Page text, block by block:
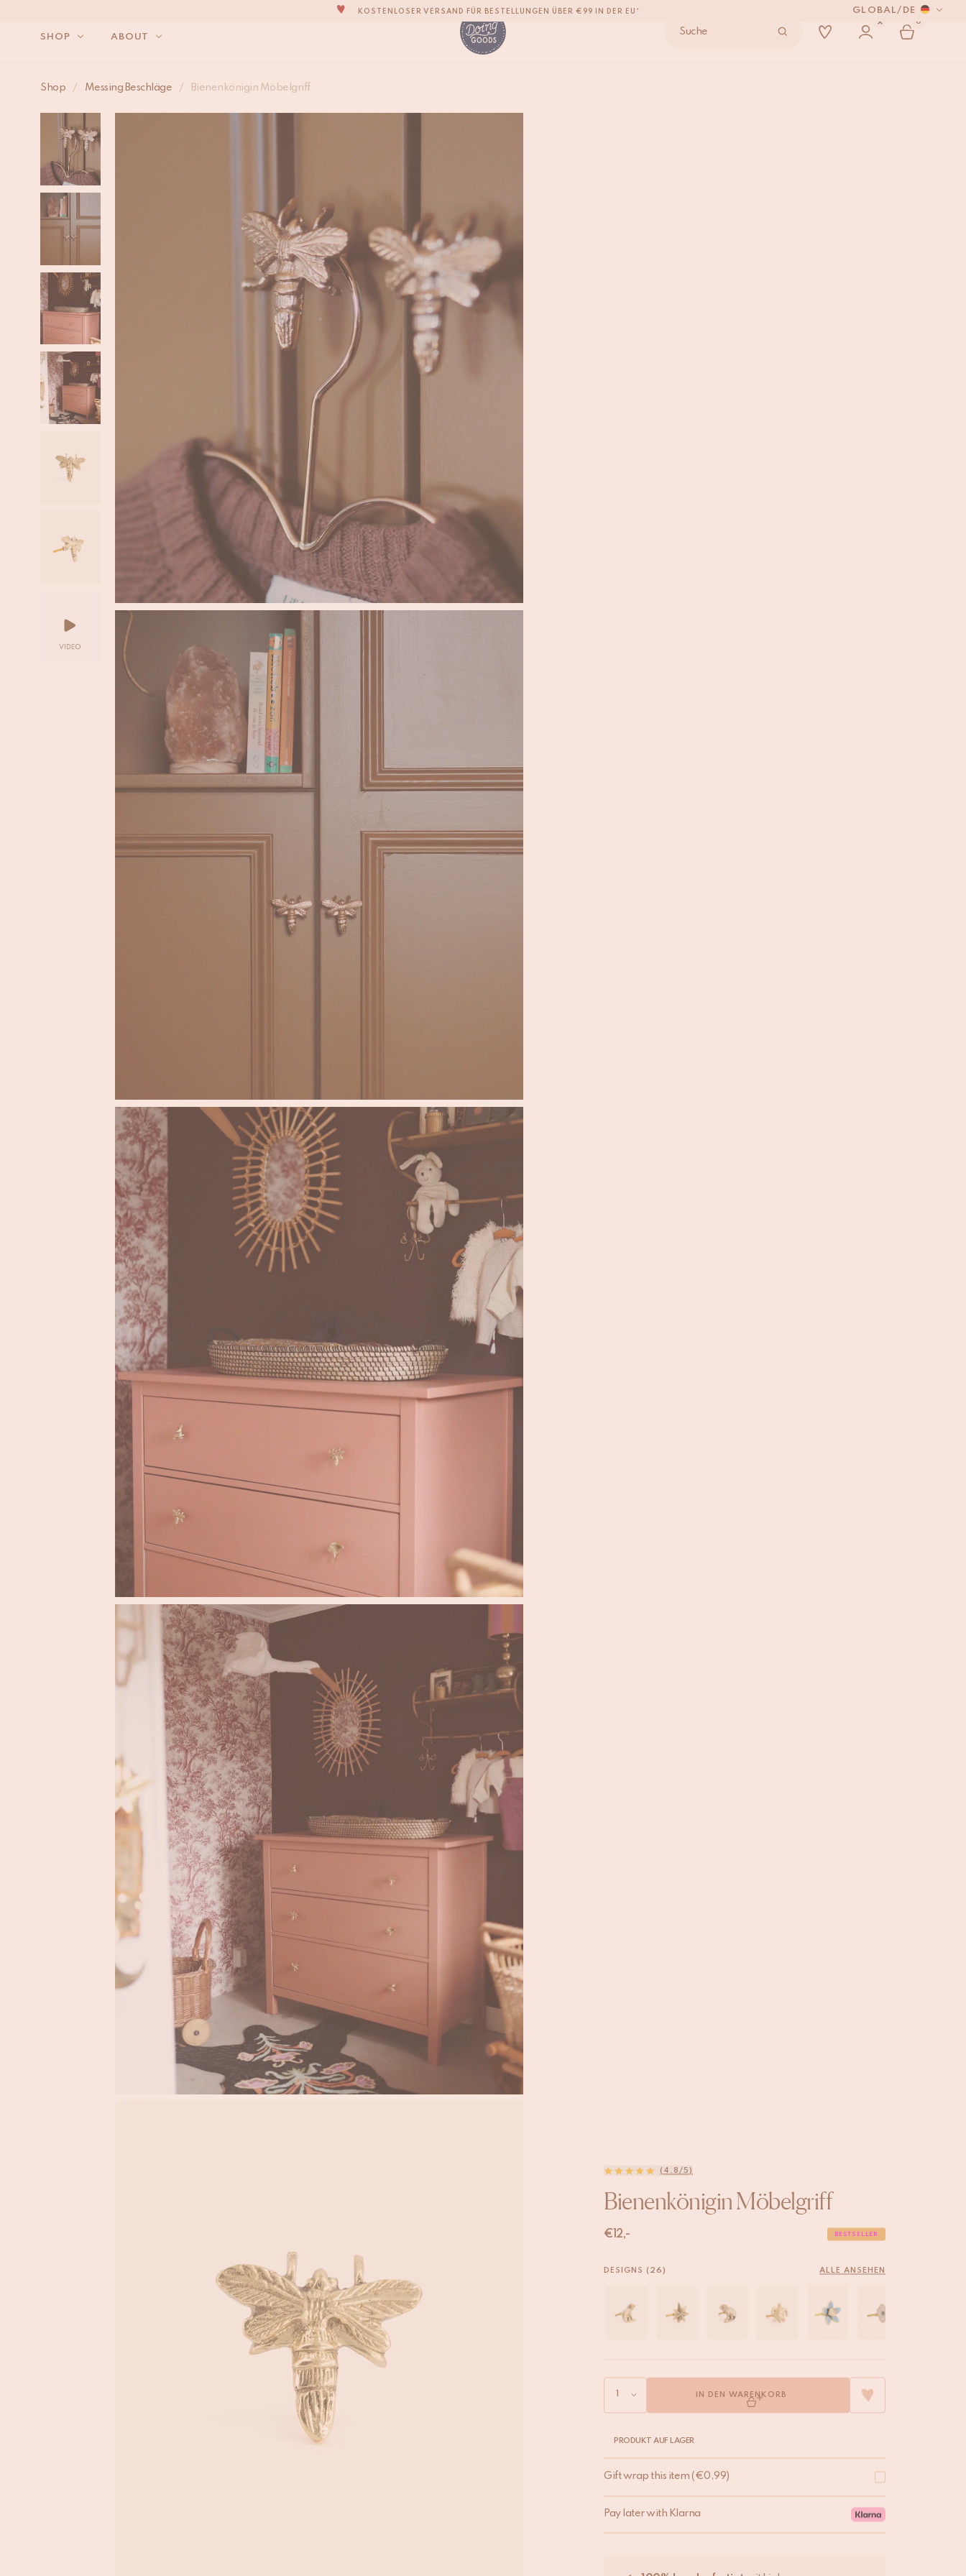
GLOBAL/ DE
ZU 100% MIT LIEBE VON HAND GEFERTIGT
SHOP ABOUT
Suche
0
Shop / Messing Beschläge / Bienenkönigin Möbelgriff
(4.8/5)
Bienenkönigin Möbelgriff
€ 12,- BESTSELLER
DESIGNS (26) ALLE ANSEHEN
IN DEN WARENKORB
PRODUKT AUF LAGER
Gift wrap this item ( €0,99)
Pay later with Klarna